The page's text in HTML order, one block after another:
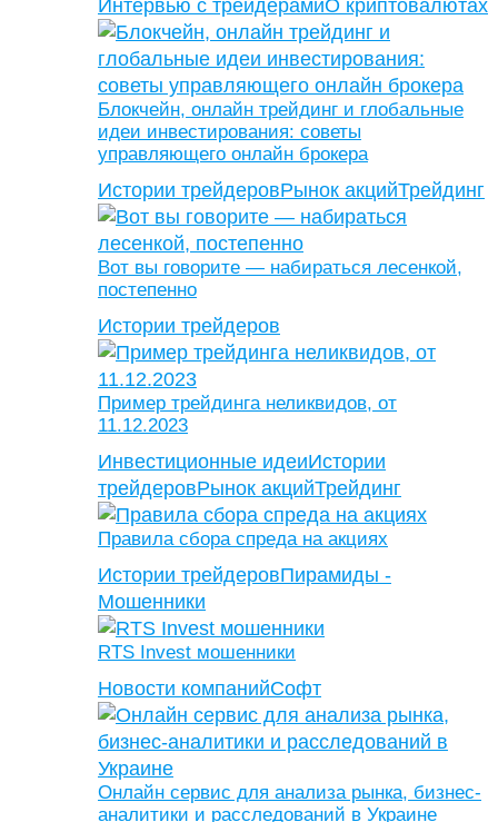
Интервью с трейдерамиО криптовалютах
Блокчейн, онлайн трейдинг и глобальные
идеи инвестирования: советы
управляющего онлайн брокера
Истории трейдеровРынок акцийТрейдинг
Вот вы говорите — набираться лесенкой,
постепенно
Истории трейдеров
Пример трейдинга неликвидов, от
11.12.2023
Инвестиционные идеиИстории
трейдеровРынок акцийТрейдинг
Правила сбора спреда на акциях
Истории трейдеровПирамиды -
Мошенники
RTS Invest мошенники
Новости компанийСофт
Онлайн сервис для анализа рынка, бизнес-
аналитики и расследований в Украине